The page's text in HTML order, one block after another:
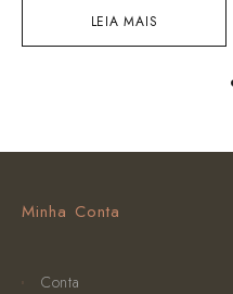
LEIA MAIS
Minha Conta
Conta